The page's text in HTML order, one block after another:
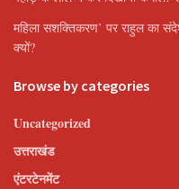
महिला सशक्तिकरण’ पर राहुल का
क्यों?
Browse by categories
Uncategorized
उत्तराखंड
एंटरटेनमेंट